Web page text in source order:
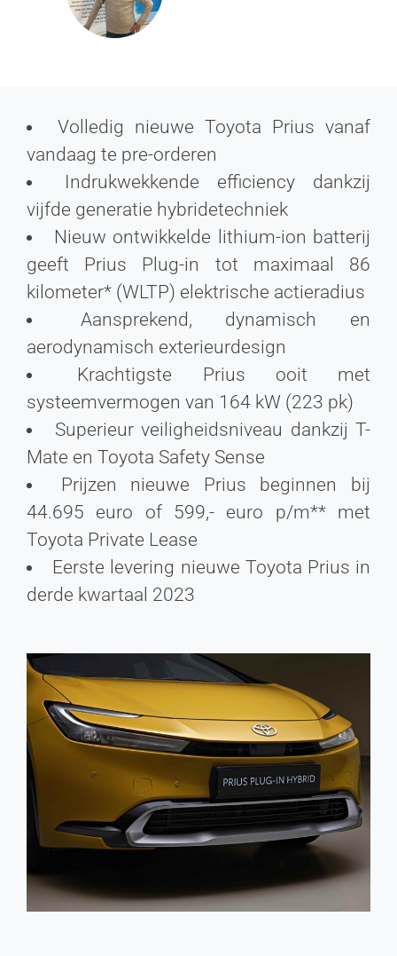
Volledig nieuwe Toyota Prius vanaf
vandaag te pre-orderen
Indrukwekkende efficiency dankzij
vijfde generatie hybridetechniek
Nieuw ontwikkelde lithium-ion batterij
geeft Prius Plug-in tot maximaal 86
kilometer* (WLTP) elektrische actieradius
Aansprekend, dynamisch en
aerodynamisch exterieurdesign
Krachtigste Prius ooit met
systeemvermogen van 164 kW (223 pk)
Superieur veiligheidsniveau dankzij T-
Mate en Toyota Safety Sense
Prijzen nieuwe Prius beginnen bij
44.695 euro of 599,- euro p/m** met
Toyota Private Lease
Eerste levering nieuwe Toyota Prius in
derde kwartaal 2023